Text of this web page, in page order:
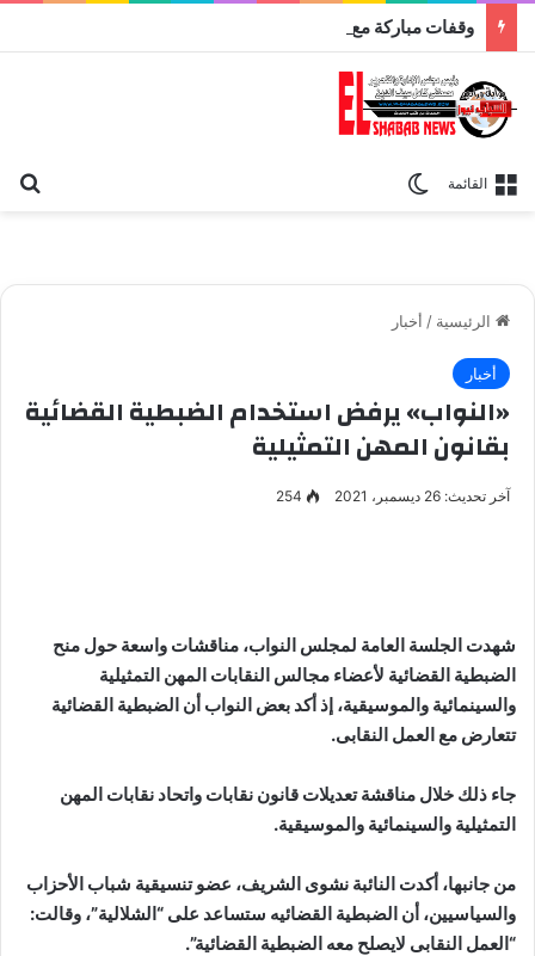
القائمة
الرئيسية / أخبار
أخبار
«النواب» يرفض استخدام الضبطية القضائية
بقانون المهن التمثيلية
آخر تحديث: 26 ديسمبر، 2021 254
شهدت الجلسة العامة لمجلس النواب، مناقشات واسعة حول منح
الضبطية القضائية لأعضاء مجالس النقابات المهن التمثيلية
والسينمائية والموسيقية، إذ أكد بعض النواب أن الضبطية القضائية
تتعارض مع العمل النقابى.
جاء ذلك خلال مناقشة تعديلات قانون نقابات واتحاد نقابات المهن
التمثيلية والسينمائية والموسيقية.
من جانبها، أكدت النائبة نشوى الشريف، عضو تنسيقية شباب الأحزاب
والسياسيين، أن الضبطية القضائيه ستساعد على “الشلالية”، وقالت:
“العمل النقابى لايصلح معه الضبطية القضائية”.